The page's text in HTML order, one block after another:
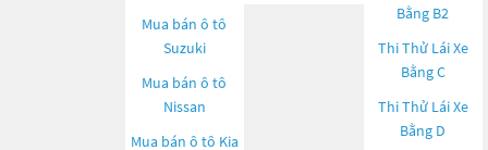
Mua bán ô tô
Suzuki
Mua bán ô tô
Nissan
Mua bán ô tô Kia
Bằng B2
Thi Thử Lái Xe
Bằng C
Thi Thử Lái Xe
Bằng D